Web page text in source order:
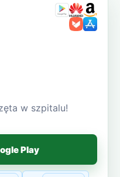
w szpitalu!
Play